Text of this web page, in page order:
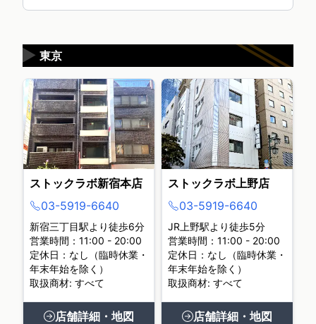
東京
▶
ストックラボ新宿本店
03-5919-6640
新宿三丁目駅より徒歩6分
営業時間：11:00 - 20:00
定休日：なし（臨時休業・
年末年始を除く）
取扱商材: すべて
店舗詳細・地図
ストックラボ上野店
03-5919-6640
JR上野駅より徒歩5分
営業時間：11:00 - 20:00
定休日：なし（臨時休業・
年末年始を除く）
取扱商材: すべて
店舗詳細・地図